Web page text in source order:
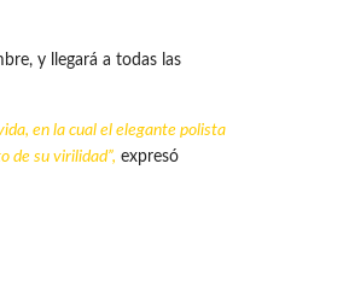
y llegará a todas las
en la cual el elegante polista
de su virilidad”, expresó